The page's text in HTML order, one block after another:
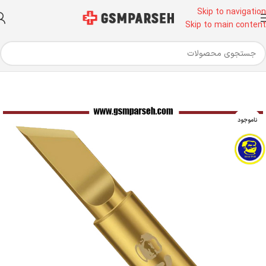
Skip to navigation
Skip to main content
خانه ابزار آلات تعمیرات موبایل ابزار تعمیرات موبایل سر هویه
ناموجود